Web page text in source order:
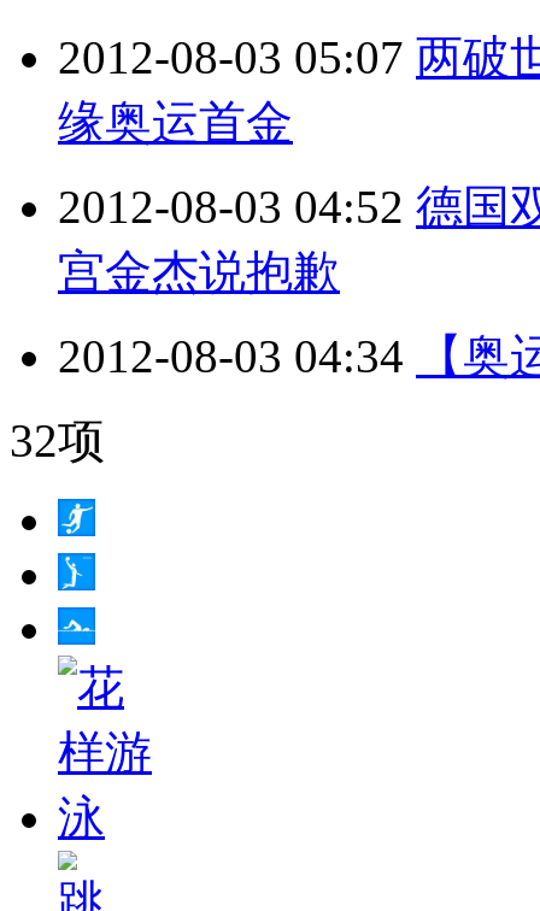
2012-08-03 05:07 两破
缘奥运首金
2012-08-03 04:52 德国
宫金杰说抱歉
2012-08-03 04:34
【
32项